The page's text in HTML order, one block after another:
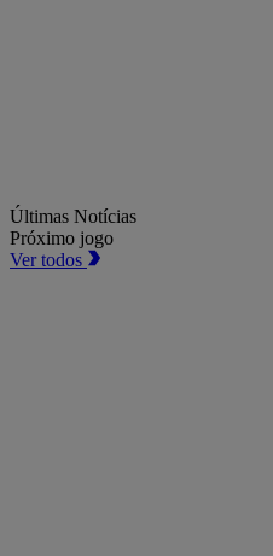
Últimas Notícias
Próximo jogo
Ver todos